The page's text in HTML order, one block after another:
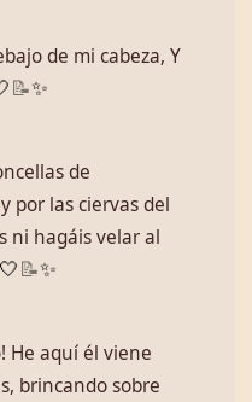
de mi cabeza, Y
📝✨
de
por las ciervas del
ni hagáis velar al
🤍 📝✨
He aquí él viene
brincando sobre